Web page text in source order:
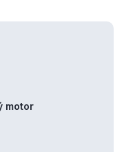
motor